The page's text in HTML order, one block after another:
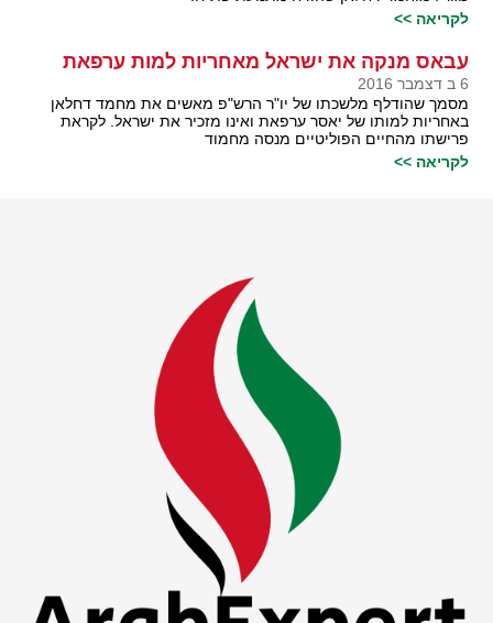
לקריאה >>
עבאס מנקה את ישראל מאחריות למות ערפאת
6 ב דצמבר 2016
מסמך שהודלף מלשכתו של יו"ר הרש"פ מאשים את מחמד דחלאן
באחריות למותו של יאסר ערפאת ואינו מזכיר את ישראל. לקראת
פרישתו מהחיים הפוליטיים מנסה מחמוד
לקריאה >>